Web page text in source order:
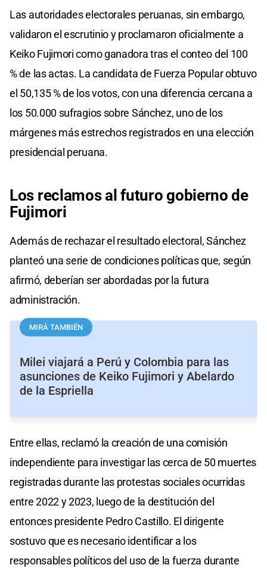
Las autoridades electorales peruanas, sin embargo,
validaron el escrutinio y proclamaron oficialmente a
Keiko Fujimori como ganadora tras el conteo del 100
% de las actas. La candidata de Fuerza Popular obtuvo
el 50,135 % de los votos, con una diferencia cercana a
los 50.000 sufragios sobre Sánchez, uno de los
márgenes más estrechos registrados en una elección
presidencial peruana.
Los reclamos al futuro gobierno de
Fujimori
Además de rechazar el resultado electoral, Sánchez
planteó una serie de condiciones políticas que, según
afirmó, deberían ser abordadas por la futura
administración.
MIRÁ TAMBIÉN
Milei viajará a Perú y Colombia para las
asunciones de Keiko Fujimori y Abelardo
de la Espriella
Entre ellas, reclamó la creación de una comisión
independiente para investigar las cerca de 50 muertes
registradas durante las protestas sociales ocurridas
entre 2022 y 2023, luego de la destitución del
entonces presidente Pedro Castillo. El dirigente
sostuvo que es necesario identificar a los
responsables políticos del uso de la fuerza durante